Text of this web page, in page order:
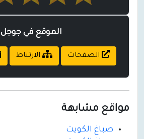
الموقع في جوجل
الصفحات الارتباط
مواقع مشابهة
صباغ الكويت